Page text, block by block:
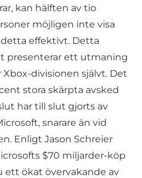
kan hälften av tio
möjligen inte visa
effektivt. Detta
presenterar ett utmaning
divisionen självt. Det
stora skärpta avsked
har till slut gjorts av
snarare än vid
Enligt Jason Schreier
$70 miljarder-köp
ett ökat övervakande av